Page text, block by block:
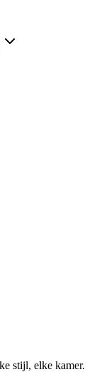
stijl, elke kamer.